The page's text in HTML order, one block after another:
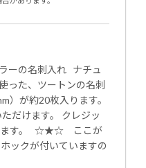
ーの名刺入れ ナチュ
った、ツートンの名刺
）が約20枚入ります。
だけます。 クレジッ
ります。 ☆★☆ ここが
クが付いていますの